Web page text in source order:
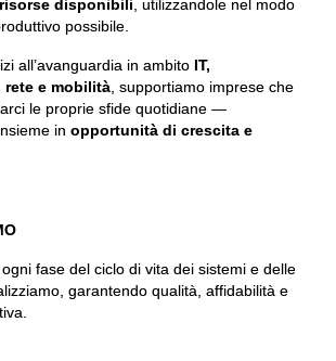
disponibili , utilizzandole nel modo
possibile.
all’avanguardia in ambito IT,
e mobilità , supportiamo imprese che
le proprie sfide quotidiane —
in opportunità di crescita e
fase del ciclo di vita dei sistemi e delle
garantendo qualità, affidabilità e